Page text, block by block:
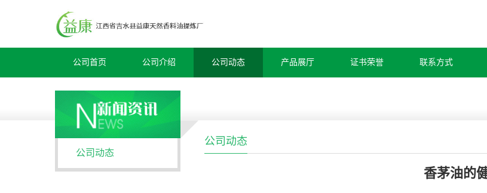
公司首页 公司介绍 公司动态 产品展厅 证书荣誉 联系方式
公司动态
公司动态
香茅油的